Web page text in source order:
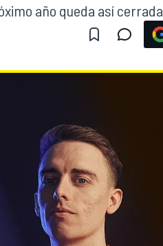
año queda así cerrada.